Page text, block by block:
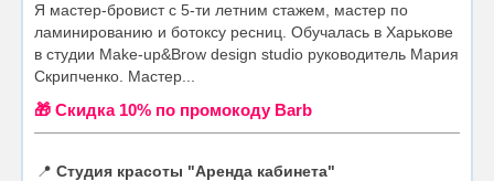
Я мастер-бровист с 5-ти летним стажем, мастер по
ламинированию и ботоксу ресниц. Обучалась в Харькове
в студии Make-up&Brow design studio руководитель Мария
Скрипченко. Мастер...
🎁 Cкидка 10% по промокоду Barb
📍 Студия красоты "Аренда кабинета"